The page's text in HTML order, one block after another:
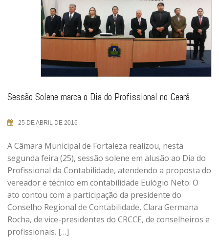
Sessão Solene marca o Dia do Profissional no Ceará
25 DE ABRIL DE 2016
A Câmara Municipal de Fortaleza realizou, nesta
segunda feira (25), sessão solene em alusão ao Dia do
Profissional da Contabilidade, atendendo a proposta do
vereador e técnico em contabilidade Eulógio Neto. O
ato contou com a participação da presidente do
Conselho Regional de Contabilidade, Clara Germana
Rocha, de vice-presidentes do CRCCE, de conselheiros e
profissionais. […]